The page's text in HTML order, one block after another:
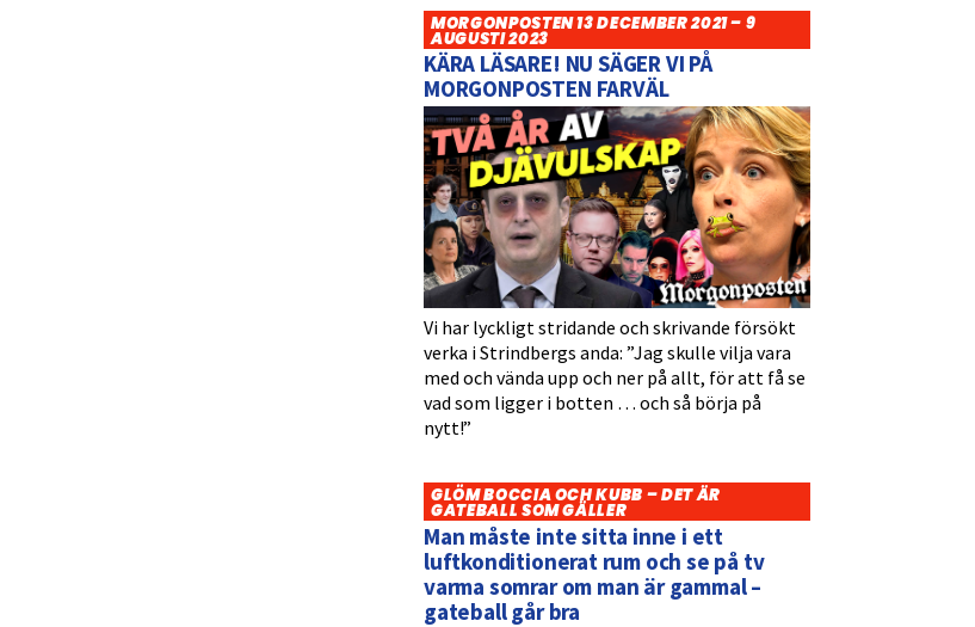
MORGONPOSTEN 13 DECEMBER 2021 – 9
AUGUSTI 2023
KÄRA LÄSARE! NU SÄGER VI PÅ
MORGONPOSTEN FARVÄL
Vi har lyckligt stridande och skrivande försökt
verka i Strindbergs anda: ”Jag skulle vilja vara
med och vända upp och ner på allt, för att få se
vad som ligger i botten … och så börja på
nytt!”
GLÖM BOCCIA OCH KUBB – DET ÄR
GATEBALL SOM GÄLLER
Man måste inte sitta inne i ett
luftkonditionerat rum och se på tv
varma somrar om man är gammal –
gateball går bra